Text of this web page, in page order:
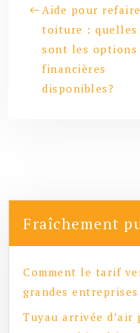
Aide pour refaire
toiture : quelles
sont les options
financières
disponibles?
Fraîchement
Comment le tarif
grandes entreprises
Tuyau arrivée d’air